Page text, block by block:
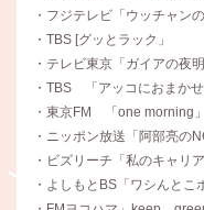
・フジテレビ「ウッチャン
・TBS [グッとラック」
・テレビ東京「ガイアの夜明
・TBS 「アッコにおまかせ
・東京FM 「one morning」
・ニッポン放送「阿部亮の
・ビズリーチ「私のキャリ
・よしもとBS「ワシんとこ